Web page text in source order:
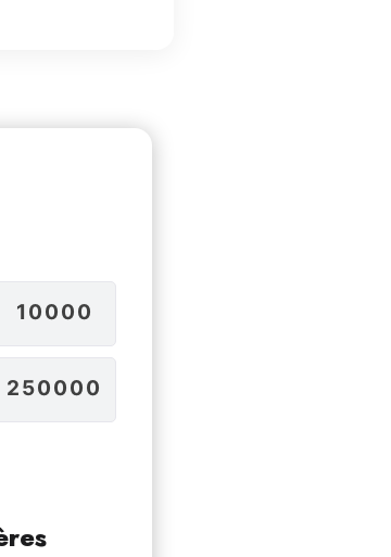
10000
250000